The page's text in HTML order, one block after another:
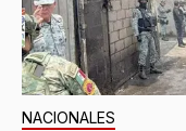
NACIONALES